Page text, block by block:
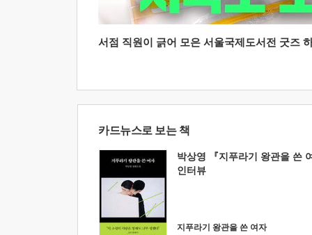
서점 직원이 긁어 모은 서울국제도서전 굿즈
카드뉴스로 보는 책
박상영 『지푸라기 왕관을 쓴
인터뷰
지푸라기 왕관을 쓴 여자